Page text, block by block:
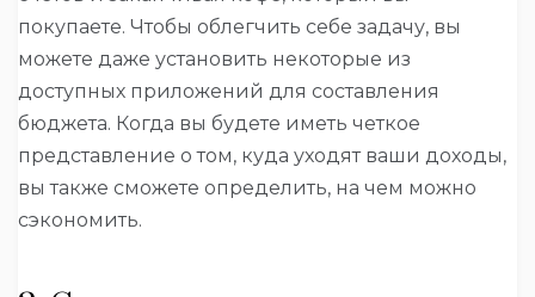
покупаете. Чтобы облегчить себе задачу, вы
можете даже установить некоторые из
доступных приложений для составления
бюджета. Когда вы будете иметь четкое
представление о том, куда уходят ваши доходы,
вы также сможете определить, на чем можно
сэкономить.